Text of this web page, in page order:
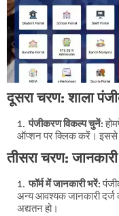
दूसरा चरण: शाला
पंजीकरण विकल्प चुनें:
ऑप्शन पर क्लिक करें। इससे
तीसरा चरण:
फॉर्म में जानकारी भरें:
अन्य आवश्यक जानकारी दर्ज
अद्यतन हो।